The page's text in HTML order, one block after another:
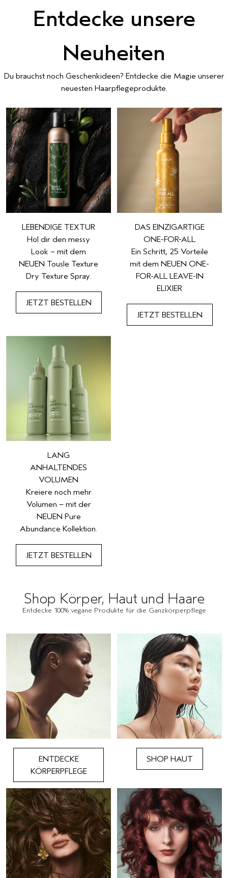
Entdecke unsere
Neuheiten
Du brauchst noch Geschenkideen? Entdecke die Magie unserer
neuesten Haarpflegeprodukte.
LEBENDIGE TEXTUR
Hol dir den messy
Look – mit dem
NEUEN Tousle Texture
Dry Texture Spray.
JETZT BESTELLEN
DAS EINZIGARTIGE
ONE-FOR-ALL
Ein Schritt, 25 Vorteile
mit dem NEUEN ONE-
FOR-ALL LEAVE-IN
ELIXIER
JETZT BESTELLEN
LANG
ANHALTENDES
VOLUMEN
Kreiere noch mehr
Volumen – mit der
NEUEN Pure
Abundance Kollektion.
JETZT BESTELLEN
Shop Körper, Haut und Haare
Entdecke 100% vegane Produkte für die Ganzkörperpflege
ENTDECKE
KÖRPERPFLEGE
SHOP HAUT